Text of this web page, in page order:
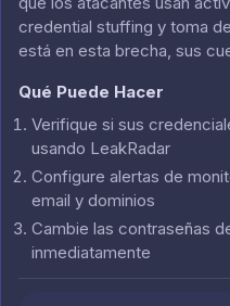
credential stuffing y toma
está en esta brecha, sus
Qué Puede Hacer
Verifique si sus
usando LeakRadar
Configure alertas de
email y dominios
Cambie las contraseñas
inmediatamente